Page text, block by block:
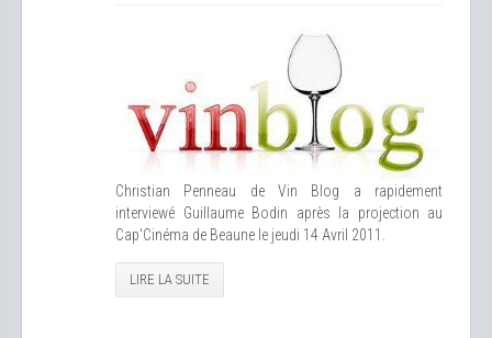
Christian Penneau de Vin Blog a rapidement
interviewé Guillaume Bodin après la projection au
Cap'Cinéma de Beaune le jeudi 14 Avril 2011.
LIRE LA SUITE